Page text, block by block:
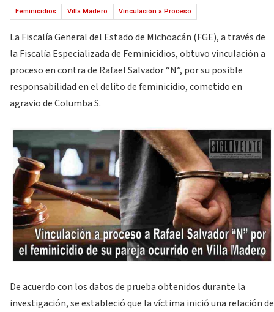
Feminicidios Villa Madero Vinculación a Proceso
La Fiscalía General del Estado de Michoacán (FGE), a través de
la Fiscalía Especializada de Feminicidios, obtuvo vinculación a
proceso en contra de Rafael Salvador “N”, por su posible
responsabilidad en el delito de feminicidio, cometido en
agravio de Columba S.
De acuerdo con los datos de prueba obtenidos durante la
investigación, se estableció que la víctima inició una relación de